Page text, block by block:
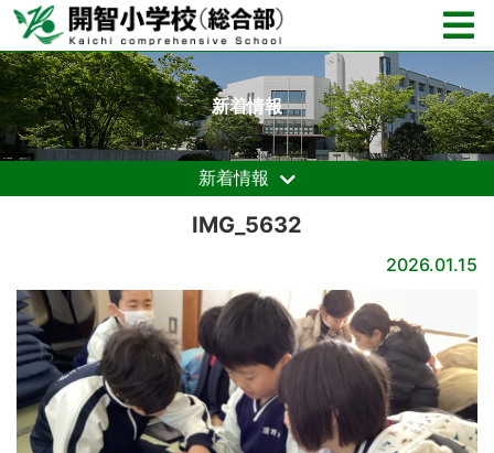
新着情報
新着情報
IMG_5632
2026.01.15